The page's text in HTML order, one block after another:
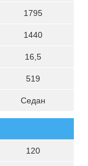
1795
1440
16,5
519
Седан
120